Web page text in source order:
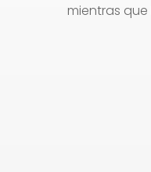
mientras que